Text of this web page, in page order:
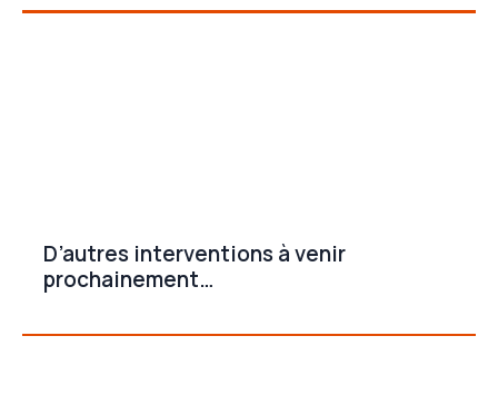
D’autres interventions à venir
prochainement…